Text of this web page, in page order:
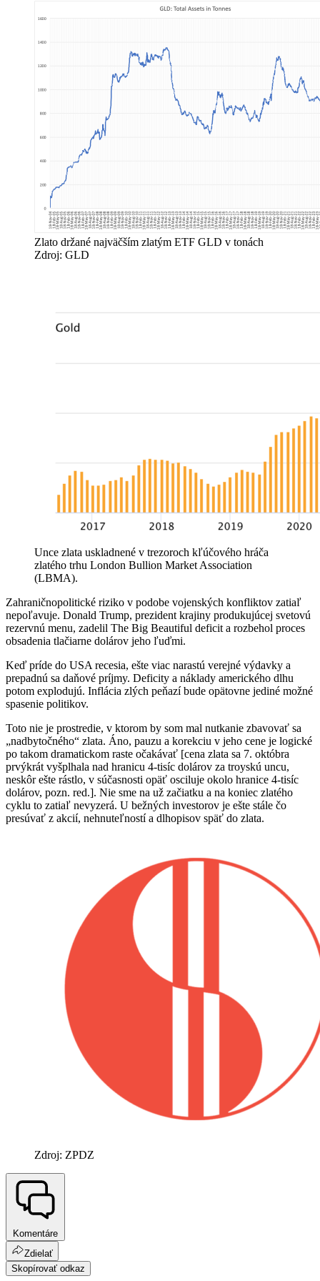
Zlato držané najväčším zlatým ETF GLD v tonách
Zdroj: GLD
Unce zlata uskladnené v trezoroch kľúčového hráča
zlatého trhu London Bullion Market Association
(LBMA).
Zahraničnopolitické riziko v podobe vojenských konfliktov zatiaľ
nepoľavuje. Donald Trump, prezident krajiny produkujúcej svetovú
rezervnú menu, zadelil The Big Beautiful deficit a rozbehol proces
obsadenia tlačiarne dolárov jeho ľuďmi.
Keď príde do USA recesia, ešte viac narastú verejné výdavky a
prepadnú sa daňové príjmy. Deficity a náklady amerického dlhu
potom explodujú. Inflácia zlých peňazí bude opätovne jediné možné
spasenie politikov.
Toto nie je prostredie, v ktorom by som mal nutkanie zbavovať sa
„nadbytočného“ zlata. Áno, pauzu a korekciu v jeho cene je logické
po takom dramatickom raste očakávať [cena zlata sa 7. októbra
prvýkrát vyšplhala nad hranicu 4-tisíc dolárov za troyskú uncu,
neskôr ešte rástlo, v súčasnosti opäť osciluje okolo hranice 4-tisíc
dolárov, pozn. red.]. Nie sme na už začiatku a na koniec zlatého
cyklu to zatiaľ nevyzerá. U bežných investorov je ešte stále čo
presúvať z akcií, nehnuteľností a dlhopisov späť do zlata.
Zdroj: ZPDZ
Komentáre
Zdielať
Skopírovať odkaz